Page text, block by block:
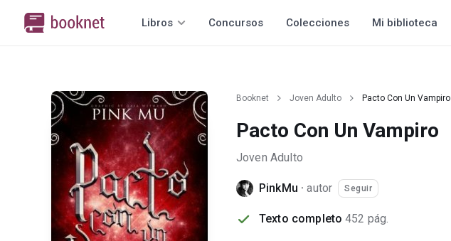
Libros Concursos Colecciones Mi biblioteca
Booknet Joven Adulto Pacto Con Un Vampiro
Pacto Con Un Vampiro
Joven Adulto
PinkMu ·autor Seguir
Texto completo 452 pág.